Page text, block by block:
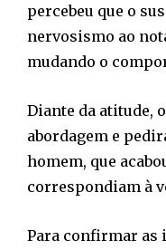
percebeu que o
nervosismo ao
mudando o
Diante da atitude,
abordagem e
homem, que
correspondiam à
Para confirmar as